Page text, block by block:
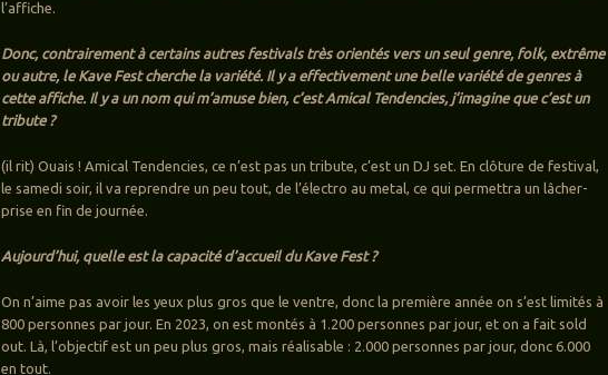
l’affiche.
Donc, contrairement à certains autres festivals très orientés vers un seul genre, folk, extrême
ou autre, le Kave Fest cherche la variété. Il y a effectivement une belle variété de genres à
cette affiche. Il y a un nom qui m’amuse bien, c’est Amical Tendencies, j’imagine que c’est un
tribute ?
(il rit) Ouais ! Amical Tendencies, ce n’est pas un tribute, c’est un DJ set. En clôture de festival,
le samedi soir, il va reprendre un peu tout, de l’électro au metal, ce qui permettra un lâcher-
prise en fin de journée.
Aujourd’hui, quelle est la capacité d’accueil du Kave Fest ?
On n’aime pas avoir les yeux plus gros que le ventre, donc la première année on s’est limités à
800 personnes par jour. En 2023, on est montés à 1.200 personnes par jour, et on a fait sold
out. Là, l’objectif est un peu plus gros, mais réalisable : 2.000 personnes par jour, donc 6.000
en tout.